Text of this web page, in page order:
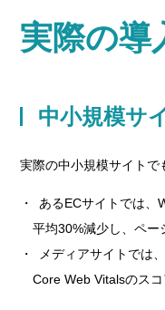
実際の導
中小規模サ
実際の中小規模サイトで
あるECサイトでは、
平均30%減少し、ペ
メディアサイトでは
Core Web Vitalsのス